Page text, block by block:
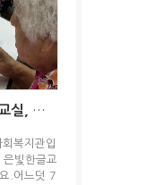
[복지과 이야기] 은빛한글교실, 알차게 마무리한 1학기 이야기-영화관람 체험학습
복지관입
빛한글교
.어느덧 7